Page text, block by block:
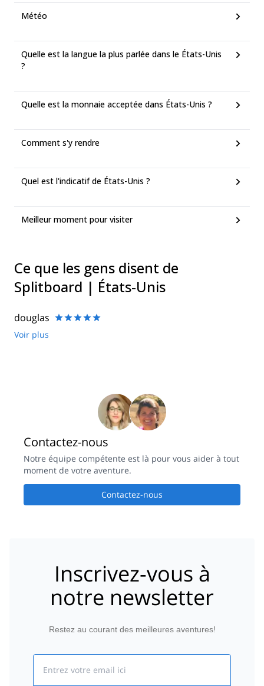
Météo
Quelle est la langue la plus parlée dans le États-Unis
?
Quelle est la monnaie acceptée dans États-Unis ?
Comment s'y rendre
Quel est l'indicatif de États-Unis ?
Meilleur moment pour visiter
Ce que les gens disent de
Splitboard | États-Unis
douglas
Voir plus
Contactez-nous
Notre équipe compétente est là pour vous aider à tout
moment de votre aventure.
Contactez-nous
Inscrivez-vous à
notre newsletter
Restez au courant des meilleures aventures!